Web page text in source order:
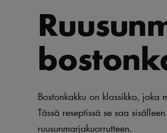
Bostonkakku on klassikko, joka
Tässä reseptissä se saa
ruusunmarjakuorrutteen.